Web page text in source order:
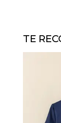
TE